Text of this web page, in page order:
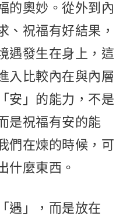
的奧妙。從外到內
、祝福有好結果，
遇發生在身上，這
入比較內在與內層
安」的能力，不是
是祝福有安的能
們在煉的時候，可
什麼東西。
遇」，而是放在